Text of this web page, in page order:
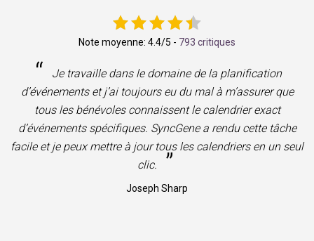
Note moyenne: 4.4/5 - 793 critiques
“
Je travaille dans le domaine de la planification
d’événements et j’ai toujours eu du mal à m’assurer que
tous les bénévoles connaissent le calendrier exact
d’événements spécifiques. SyncGene a rendu cette tâche
facile et je peux mettre à jour tous les calendriers en un seul
clic.
”
Joseph Sharp